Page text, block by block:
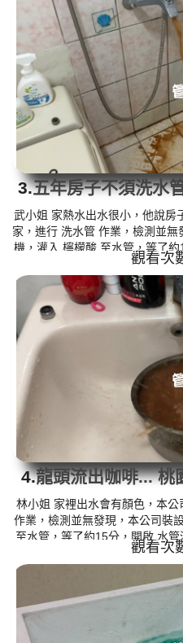
堆積，洗出來的水就會是咖啡色
成黑色管垢，洗出來的水會跟
因為裡面有銅的物質，生鏽產生
頭
3.五年房子不須洗水
清
武小姐 家熱水出水很小，他說房
家，進行 洗水管 作業，檢測並
機，灌入 檸檬酸 至水管，等了
旋波 模式，一洗就流出黃色髒
後，熱水出水量恢復了。 如是
泥沙堆積，洗出來的水就會是咖
會結成黑色管垢，洗出來的水
水，是因為裡面有銅的物質，生
為水
觀看次
4.龍頭流出咖啡... 桃
林小姐 家裡出水會有顏色，本
作業，檢測並無發現，本公司裝
至水管，等了約15分，開啟 水
就流出黃色髒水，突然變成咖啡
量也變大了。 如是自來水，如
洗出來的水就會是咖啡色，地下
管垢，洗出來的水會跟石油一
面有銅的物質，生鏽產生銅綠
的
觀看次